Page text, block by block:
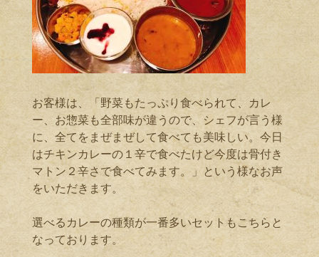
お客様は、「野菜もたっぷり食べられて、カレ
ー、お惣菜も全部味が違うので、シェフが言う様
に、全てをまぜまぜして食べても美味しい。今日
はチキンカレーの１辛で食べたけど今度は骨付き
マトン２辛さで食べてみます。」という様なお声
をいただきます。
選べるカレーの種類が一番多いセットもこちらと
なっております。